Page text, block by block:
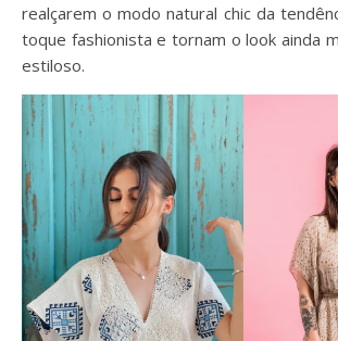
realçarem o modo natural chic da
toque fashionista e tornam o look ainda
estiloso.